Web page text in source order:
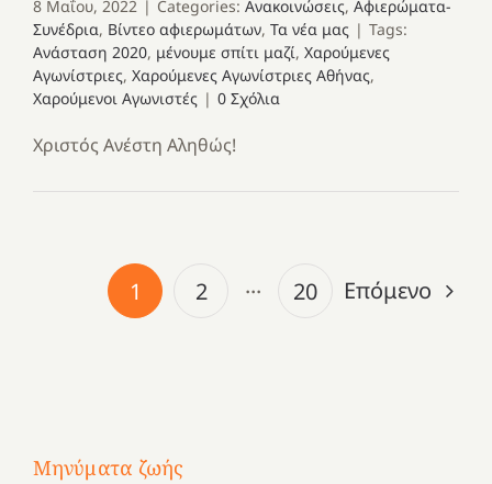
8 Μαΐου, 2022 | Categories: Ανακοινώσεις, Αφιερώματα-
Συνέδρια, Βίντεο αφιερωμάτων, Τα νέα μας | Tags:
Ανάσταση 2020, μένουμε σπίτι μαζί, Χαρούμενες
Αγωνίστριες, Χαρούμενες Αγωνίστριες Αθήνας,
Χαρούμενοι Αγωνιστές | 0 Σχόλια
Χριστός Ανέστη Αληθώς!
1 2 ··· 20 Επόμενο
Μηνύματα ζωής